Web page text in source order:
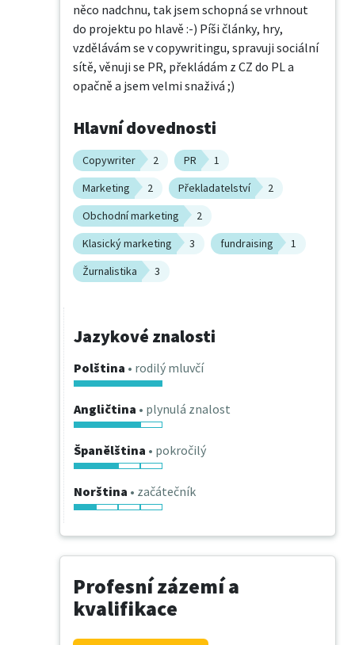
něco nadchnu, tak jsem schopná se vrhnout
do projektu po hlavě :-) Píši články, hry,
vzdělávám se v copywritingu, spravuji sociální
sítě, věnuji se PR, překládám z CZ do PL a
opačně a jsem velmi snaživá ;)
Hlavní dovednosti
Copywriter 2 PR
1
Marketing
2 Překladatelství
2
Obchodní marketing
2
Klasický marketing
3 fundraising
1
Žurnalistika
3
Jazykové znalosti
Polština • rodilý mluvčí
Angličtina • plynulá znalost
Španělština • pokročilý
Norština • začátečník
Profesní zázemí a
kvalifikace